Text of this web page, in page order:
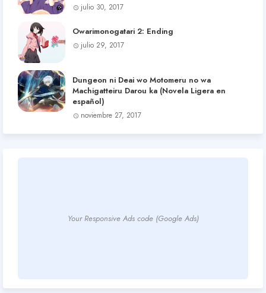
julio 30, 2017
Owarimonogatari 2: Ending
julio 29, 2017
Dungeon ni Deai wo Motomeru no wa
Machigatteiru Darou ka (Novela Ligera en
español)
noviembre 27, 2017
Your Responsive Ads code (Google Ads)